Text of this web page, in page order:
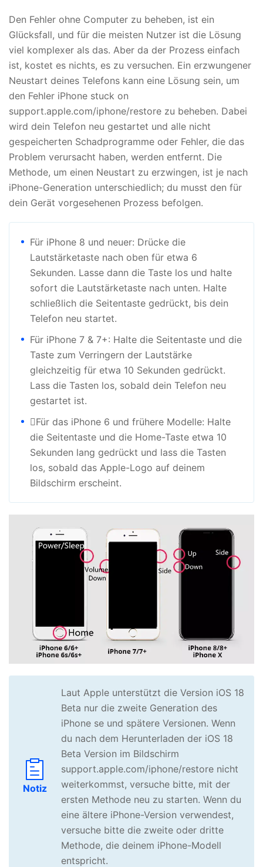
Den Fehler ohne Computer zu beheben, ist ein
Glücksfall, und für die meisten Nutzer ist die Lösung
viel komplexer als das. Aber da der Prozess einfach
ist, kostet es nichts, es zu versuchen. Ein erzwungener
Neustart deines Telefons kann eine Lösung sein, um
den Fehler iPhone stuck on
support.apple.com/iphone/restore zu beheben. Dabei
wird dein Telefon neu gestartet und alle nicht
gespeicherten Schadprogramme oder Fehler, die das
Problem verursacht haben, werden entfernt. Die
Methode, um einen Neustart zu erzwingen, ist je nach
iPhone-Generation unterschiedlich; du musst den für
dein Gerät vorgesehenen Prozess befolgen.
Für iPhone 8 und neuer: Drücke die
Lautstärketaste nach oben für etwa 6
Sekunden. Lasse dann die Taste los und halte
sofort die Lautstärketaste nach unten. Halte
schließlich die Seitentaste gedrückt, bis dein
Telefon neu startet.
Für iPhone 7 & 7+: Halte die Seitentaste und die
Taste zum Verringern der Lautstärke
gleichzeitig für etwa 10 Sekunden gedrückt.
Lass die Tasten los, sobald dein Telefon neu
gestartet ist.
Für das iPhone 6 und frühere Modelle: Halte
die Seitentaste und die Home-Taste etwa 10
Sekunden lang gedrückt und lass die Tasten
los, sobald das Apple-Logo auf deinem
Bildschirm erscheint.
Notiz
Laut Apple unterstützt die Version iOS 18
Beta nur die zweite Generation des
iPhone se und spätere Versionen. Wenn
du nach dem Herunterladen der iOS 18
Beta Version im Bildschirm
support.apple.com/iphone/restore nicht
weiterkommst, versuche bitte, mit der
ersten Methode neu zu starten. Wenn du
eine ältere iPhone-Version verwendest,
versuche bitte die zweite oder dritte
Methode, die deinem iPhone-Modell
entspricht.